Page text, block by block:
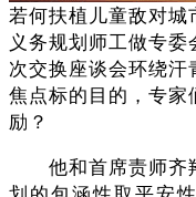
若何扶植儿童敌对城
义务规划师工做专
次交换座谈会环绕
焦点标的目的，专家
励？
他和首席责师齐